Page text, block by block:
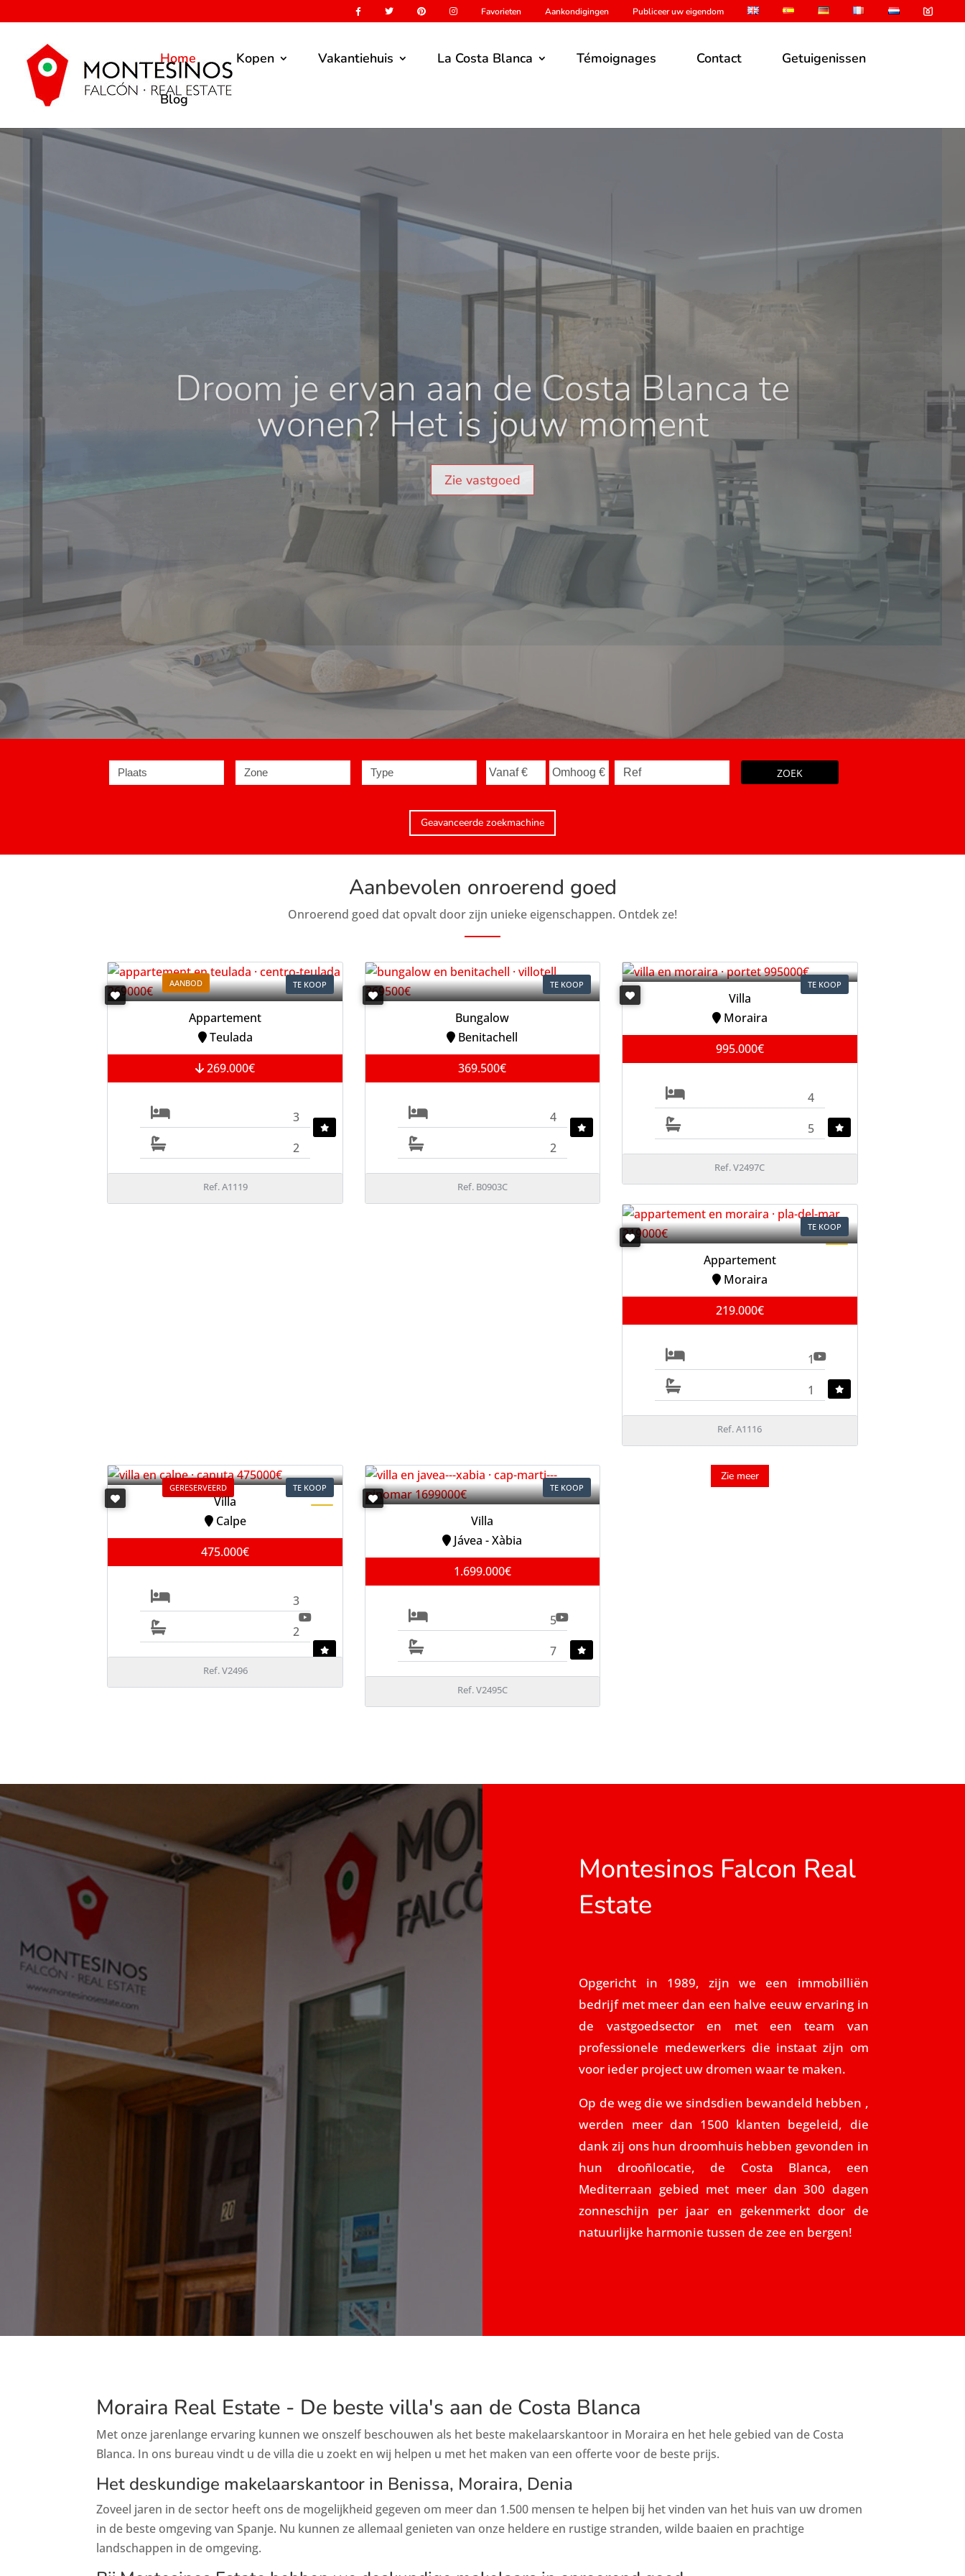
Favorieten Aankondigingen Publiceer uw eigendom
Home Kopen Vakantiehuis La Costa Blanca Témoignages Contact Getuigenissen
Blog
Droom je ervan aan de Costa Blanca te
wonen? Het is jouw moment
Plaats Zone Type ZOEK
Geavanceerde zoekmachine
Aanbevolen onroerend goed
Onroerend goed dat opvalt door zijn unieke eigenschappen. Ontdek ze!
AANBOD TE KOOP
Appartement
Teulada
269.000€
3
2
Ref. A1119
TE KOOP
Bungalow
Benitachell
369.500€
4
2
Ref. B0903C
TE KOOP
Villa
Moraira
995.000€
4
5
Ref. V2497C
TE KOOP
Appartement
Moraira
219.000€
1
1
Ref. A1116
GERESERVEERD TE KOOP
Villa
Calpe
475.000€
3
2
Ref. V2496
TE KOOP
Villa
Jávea - Xàbia
1.699.000€
5
7
Ref. V2495C
Zie meer
Montesinos Falcon Real
Estate
Opgericht in 1989, zijn we een immobilliën
bedrijf met meer dan een halve eeuw ervaring in
de vastgoedsector en met een team van
professionele medewerkers die instaat zijn om
voor ieder project uw dromen waar te maken.
Op de weg die we sindsdien bewandeld hebben ,
werden meer dan 1500 klanten begeleid, die
dank zij ons hun droomhuis hebben gevonden in
hun drooñlocatie, de Costa Blanca, een
Mediterraan gebied met meer dan 300 dagen
zonneschijn per jaar en gekenmerkt door de
natuurlijke harmonie tussen de zee en bergen!
Moraira Real Estate - De beste villa's aan de Costa Blanca
Met onze jarenlange ervaring kunnen we onszelf beschouwen als het beste makelaarskantoor in Moraira en het hele gebied van de Costa
Blanca. In ons bureau vindt u de villa die u zoekt en wij helpen u met het maken van een offerte voor de beste prijs.
Het deskundige makelaarskantoor in Benissa, Moraira, Denia
Zoveel jaren in de sector heeft ons de mogelijkheid gegeven om meer dan 1.500 mensen te helpen bij het vinden van het huis van uw dromen
in de beste omgeving van Spanje. Nu kunnen ze allemaal genieten van onze heldere en rustige stranden, wilde baaien en prachtige
landschappen in de omgeving.